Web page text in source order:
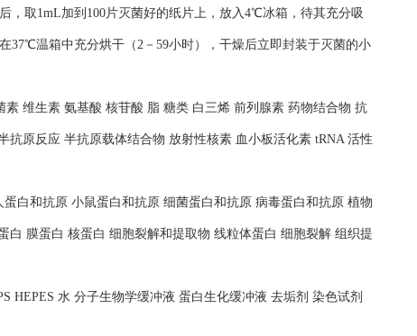
，取1mL加到100片灭菌好的纸片上，放入4℃冰箱，待其充分吸
37℃温箱中充分烘干（2－59小时），干燥后立即封装于灭菌的小
维生素 氨基酸 核苷酸 脂 糖类 白三烯 前列腺素 药物结合物 抗
抗原反应 半抗原载体结合物 放射性核素 血小板活化素 tRNA 活性
蛋白和抗原 小鼠蛋白和抗原 细菌蛋白和抗原 病毒蛋白和抗原 植物
白 膜蛋白 核蛋白 细胞裂解和提取物 线粒体蛋白 细胞裂解 组织提
HEPES 水 分子生物学缓冲液 蛋白生化缓冲液 去垢剂 染色试剂